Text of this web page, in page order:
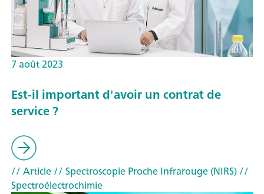
7 août 2023
Est-il important d'avoir un contrat de
service ?
// Article// Spectroscopie Proche Infrarouge (NIRS)//
Spectroélectrochimie